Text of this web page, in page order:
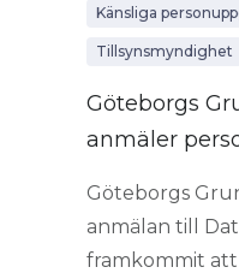
Känsliga
Tillsynsmyndighet
Göteborgs
anmäler
Göteborgs
anmälan till
framkommit